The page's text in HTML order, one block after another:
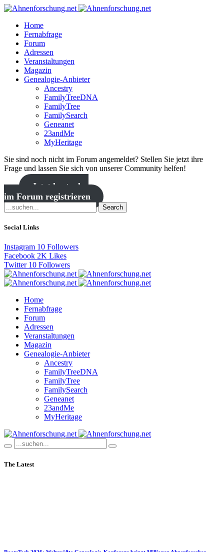
Home
Fernabfrage
Forum
Adressen
Veranstaltungen
Magazin
Genealogie-Anbieter
Ancestry
FamilyTreeDNA
FamilyTree
FamilySearch
Geneanet
23andMe
MyHeritage
Sie sind noch nicht im Forum angemeldet? Stellen Sie jetzt ihre
Frage und lassen Sie sich von unserer Community helfen!
Jetzt kostenlos
im Forum registrieren
Search
Social Links
Instagram 10 Followers
Facebook 2K Likes
Twitter 10 Followers
Home
Fernabfrage
Forum
Adressen
Veranstaltungen
Magazin
Genealogie-Anbieter
Ancestry
FamilyTreeDNA
FamilyTree
FamilySearch
Geneanet
23andMe
MyHeritage
The Latest